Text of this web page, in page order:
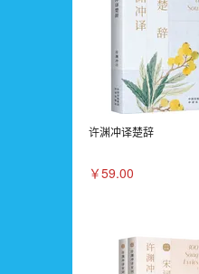
许渊冲译楚辞
￥59.00